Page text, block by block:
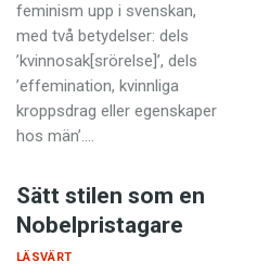
feminism upp i svenskan,
med två betydelser: dels
’kvinnosak[srörelse]’, dels
’effemination, kvinnliga
kroppsdrag eller egenskaper
hos män’.…
Sätt stilen som en
Nobelpristagare
LÄSVÄRT